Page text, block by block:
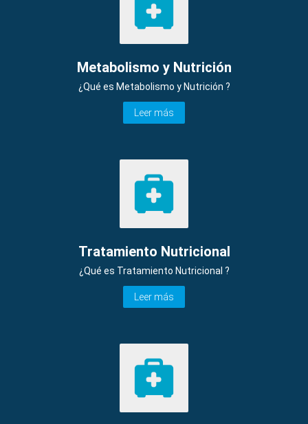
Metabolismo y Nutrición
¿Qué es Metabolismo y Nutrición ?
Leer más
Tratamiento Nutricional
¿Qué es Tratamiento Nutricional ?
Leer más